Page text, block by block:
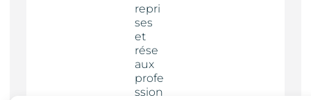
repri
ses
et
rése
aux
profe
ssion